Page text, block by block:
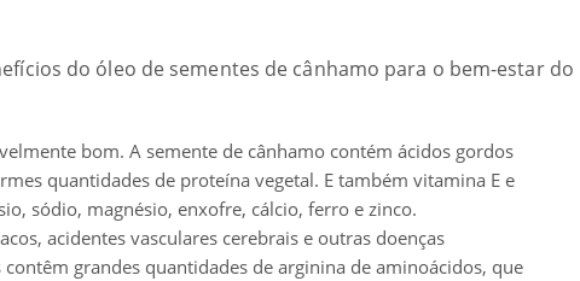
do óleo de sementes de cânhamo para o bem-estar do
bom. A semente de cânhamo contém ácidos gordos
quantidades de proteína vegetal. E também vitamina E e
sódio, magnésio, enxofre, cálcio, ferro e zinco.
acidentes vasculares cerebrais e outras doenças
contêm grandes quantidades de arginina de aminoácidos, que